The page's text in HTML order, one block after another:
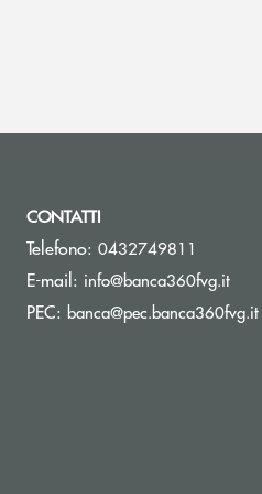
CONTATTI
Telefono: 0432749811
E-mail: info@banca360fvg.it(si
PEC: banca@pec.banca360fvg.it